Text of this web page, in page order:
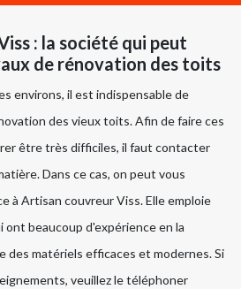
: la société qui peut
de rénovation des toits
environs, il est indispensable de
des vieux toits. Afin de faire ces
être très difficiles, il faut contacter
Dans ce cas, on peut vous
à Artisan couvreur Viss. Elle emploie
ont beaucoup d'expérience en la
des matériels efficaces et modernes. Si
veuillez le téléphoner